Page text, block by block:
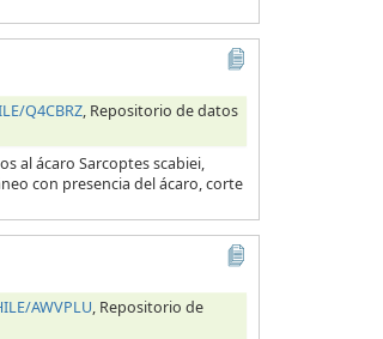
Q4CBRZ, Repositorio de datos
al ácaro Sarcoptes scabiei,
con presencia del ácaro, corte
AWVPLU, Repositorio de